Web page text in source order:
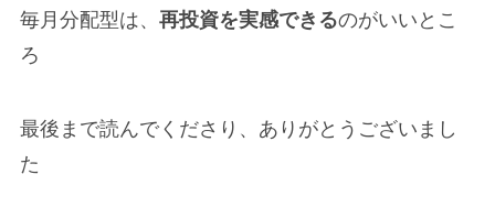
毎月分配型は、 再投資を実感できるのがいいとこ
ろ
最後まで読んでくださり、ありがとうございまし
た